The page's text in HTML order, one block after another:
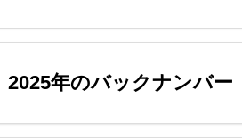
2025年のバックナンバー